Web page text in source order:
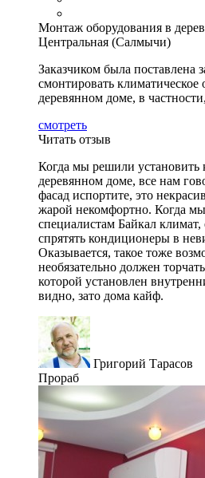
Монтаж оборудования в
Центральная (Салмычи)
Заказчиком была поставлена
смонтировать климатическое
деревянном доме, в
смотреть
Читать отзыв
Когда мы решили установить
деревянном доме, все нам
фасад испортите, это
жарой некомфортно. Когда
специалистам Байкал климат,
спрятять кондиционеры в
Оказывается, такое тоже
необязательно должен
которой установлен
видно, зато дома кайф.
Григорий Тарасов
Прораб